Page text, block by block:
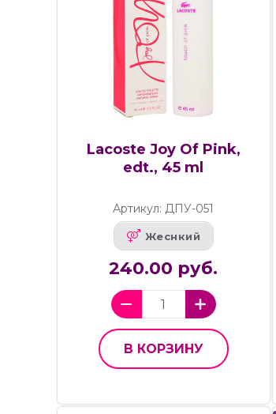
Lacoste Joy Of Pink,
edt., 45 ml
Артикул: ДПУ-051
Жеснкий
240.00 руб.
В КОРЗИНУ